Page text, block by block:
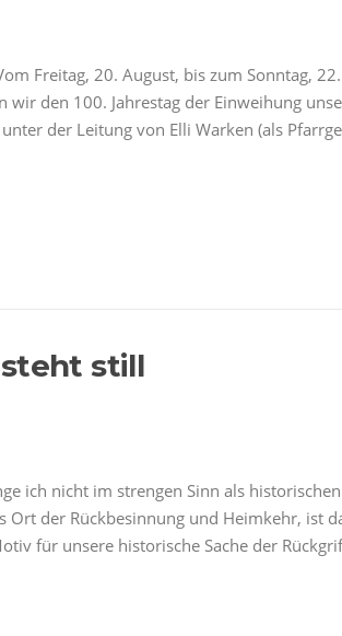
Freitag, 20. August, bis zum Sonntag,
den 100. Jahrestag der Einweihung
der Leitung von Elli Warken (als
still
ich nicht im strengen Sinn als
Ort der Rückbesinnung und Heimkehr, ist
für unsere historische Sache der